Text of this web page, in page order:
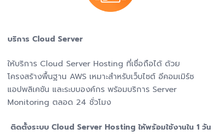
บริการ Cloud Server
ให้บริการ Cloud Server Hosting ที่เชื่อถือได้ ด้วย
โครงสร้างพื้นฐาน AWS เหมาะสำหรับเว็บไซต์ อีคอมเมิร์ซ
แอปพลิเคชัน และระบบองค์กร พร้อมบริการ Server
Monitoring ตลอด 24 ชั่วโมง
ติดตั้งระบบ Cloud Server Hosting ให้พร้อมใช้งานใน 1 วัน